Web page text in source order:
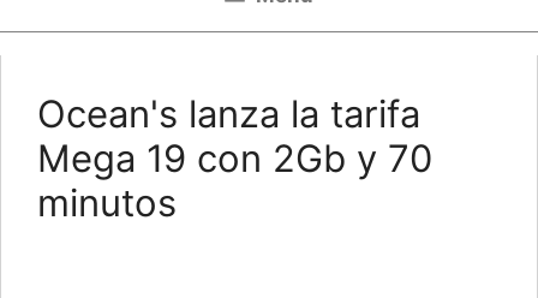
Ocean's lanza la tarifa
Mega 19 con 2Gb y 70
minutos